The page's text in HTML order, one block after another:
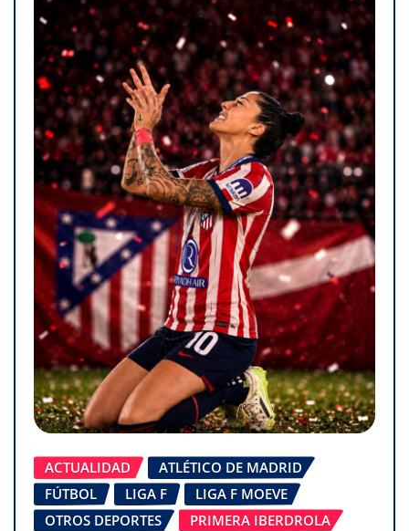
ACTUALIDAD
ATLÉTICO DE MADRID
FÚTBOL
LIGA F
LIGA F MOEVE
OTROS DEPORTES
PRIMERA IBERDROLA